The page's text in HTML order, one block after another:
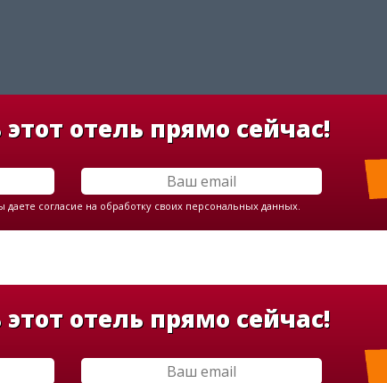
отель прямо сейчас!
даете согласие на обработку своих персональных данных.
отель прямо сейчас!